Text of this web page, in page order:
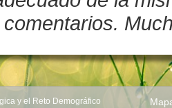
y el Reto Demográfico